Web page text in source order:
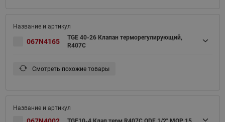
067N4165
TGE 40-26 Клапан терморегулирующий,
R407C
Смотреть похожие товары